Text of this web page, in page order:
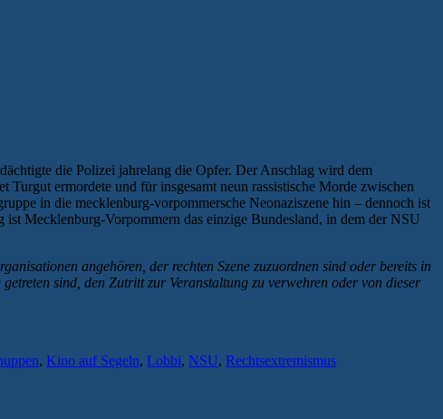
die Polizei jahrelang die Opfer. Der Anschlag wird dem
ermordete und für insgesamt neun rassistische Morde zwischen
in die mecklenburg-vorpommersche Neonaziszene hin – dennoch ist
Mecklenburg-Vorpommern das einzige Bundesland, in dem der NSU
angehören, der rechten Szene zuzuordnen sind oder bereits in
sind, den Zutritt zur Veranstaltung zu verwehren oder von dieser
, Kino auf Segeln, Lobbi, NSU, Rechtsextremismus